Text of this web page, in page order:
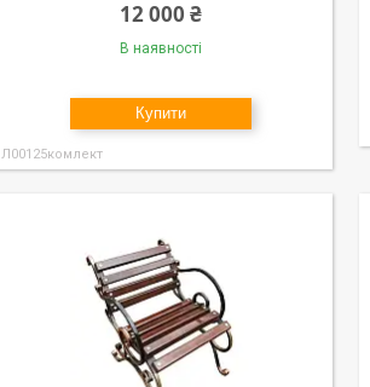
12 000 ₴
В наявності
Купити
Л00125комлект